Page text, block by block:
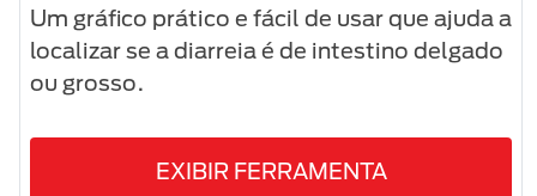
Um gráfico prático e fácil de usar que ajuda a
localizar se a diarreia é de intestino delgado
ou grosso.
EXIBIR FERRAMENTA